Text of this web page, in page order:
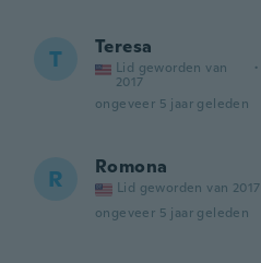
T Teresa
Lid geworden van
2017
·
ongeveer 5 jaar geleden
R Romona
Lid geworden van 2017
ongeveer 5 jaar geleden